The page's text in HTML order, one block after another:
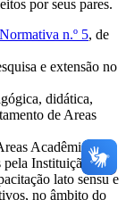
por seus pares.
n.º 5, de
e extensão no
didática,
de Areas
Acadêmicas
pela Instituição;
lato sensu e
no âmbito do